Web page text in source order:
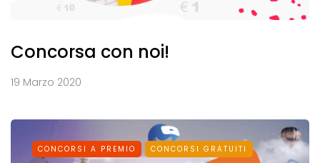
Concorsa con noi!
19 Marzo 2020
CONCORSI A PREMIO CONCORSI GRATUITI